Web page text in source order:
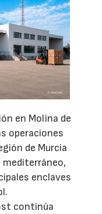
en Molina de
operaciones
de Murcia
enclaves
continúa